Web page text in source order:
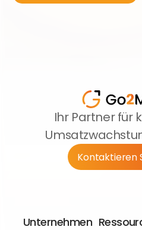
Ihr Partner für
Kontaktieren
Unternehmen